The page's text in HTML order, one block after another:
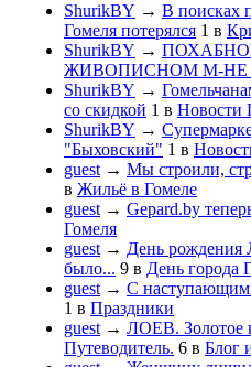
ShurikBY → В поисках
Гомеля потерялся 1 в
ShurikBY →
ЖИВОПИСНОМ М-НЕ
ShurikBY →
со скидкой 1 в Новости
ShurikBY →
"Быховский" 1 в
guest → Мы строили,
в Жильё в Гомеле
guest → Gepard.by
Гомеля
guest → День рождения
было... 9 в День города
guest → С
1 в Праздники
guest → ЛОЕВ. Золотое
Путеводитель. 6 в Блог